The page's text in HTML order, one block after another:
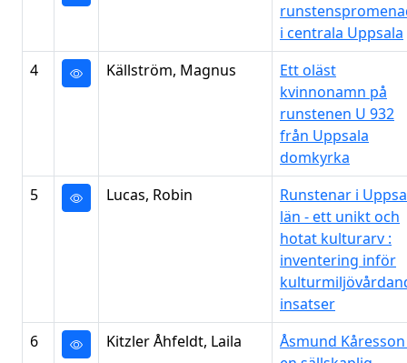
i centrala Uppsala
4
Källström, Magnus
Ett oläst
kvinnonamn på
runstenen U 932
från Uppsala
domkyrka
5
Lucas, Robin
Runstenar i
län - ett unikt och
hotat kulturarv :
inventering inför
insatser
6
Kitzler Åhfeldt, Laila
Åsmund